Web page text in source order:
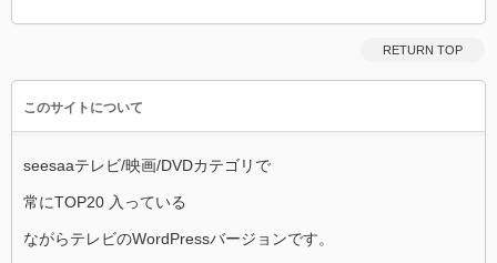
RETURN TOP
このサイトについて
seesaaテレビ/映画/DVDカテゴリで
常にTOP20 入っている
ながらテレビのWordPressバージョンです。